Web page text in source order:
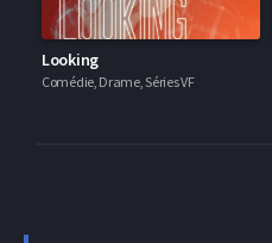
Looking
Comédie, Drame, Séries VF